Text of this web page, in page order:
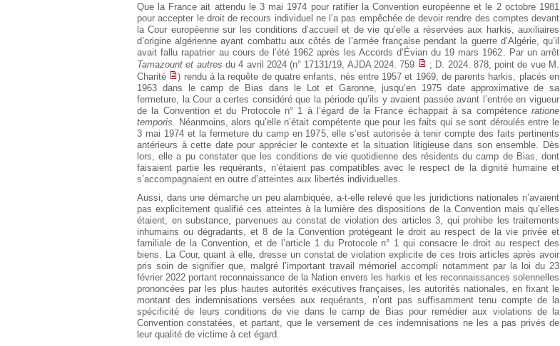
Que la France ait attendu le 3 mai 1974 pour ratifier la Convention européenne et le 2 octobre 1981
pour accepter le droit de recours individuel ne l’a pas empêchée de devoir rendre des comptes devant
la Cour européenne sur les conditions d’accueil et de vie qu’elle a réservées aux harkis, auxiliaires
d’origine algérienne ayant combattu aux côtés de l’armée française pendant la guerre d’Algérie, qu’il
avait fallu rapatrier au cours de l’été 1962 après les Accords d’Évian du 19 mars 1962. Par un arrêt
Tamazount et autres du 4 avril 2024 (n° 17131/19, AJDA 2024. 759
; D. 2024. 878, point de vue M.
Charité
) rendu à la requête de quatre enfants, nés entre 1957 et 1969, de parents harkis, placés en
1963 dans le camp de Bias dans le Lot et Garonne, jusqu’en 1975 date approximative de sa
fermeture, la Cour a certes considéré que la période qu’ils y avaient passée avant l’entrée en vigueur
de la Convention et du Protocole n° 1 à l’égard de la France échappait à sa compétenceratione
temporis . Néanmoins, alors qu’elle n’était compétente que pour les faits qui se sont déroulés entre le
3 mai 1974 et la fermeture du camp en 1975, elle s’est autorisée à tenir compte des faits pertinents
antérieurs à cette date pour apprécier le contexte et la situation litigieuse dans son ensemble. Dès
lors, elle a pu constater que les conditions de vie quotidienne des résidents du camp de Bias, dont
faisaient partie les requérants, n’étaient pas compatibles avec le respect de la dignité humaine et
s’accompagnaient en outre d’atteintes aux libertés individuelles.
Aussi, dans une démarche un peu alambiquée, a-t-elle relevé que les juridictions nationales n’avaient
pas explicitement qualifié ces atteintes à la lumière des dispositions de la Convention mais qu’elles
étaient, en substance, parvenues au constat de violation des articles 3, qui prohibe les traitements
inhumains ou dégradants, et 8 de la Convention protégeant le droit au respect de la vie privée et
familiale de la Convention, et de l’article 1 du Protocole n° 1 qui consacre le droit au respect des
biens. La Cour, quant à elle, dresse un constat de violation explicite de ces trois articles après avoir
pris soin de signifier que, malgré l’important travail mémoriel accompli notamment par la loi du 23
février 2022 portant reconnaissance de la Nation envers les harkis et les reconnaissances solennelles
prononcées par les plus hautes autorités exécutives françaises, les autorités nationales, en fixant le
montant des indemnisations versées aux requérants, n’ont pas suffisamment tenu compte de la
spécificité de leurs conditions de vie dans le camp de Bias pour remédier aux violations de la
Convention constatées, et partant, que le versement de ces indemnisations ne les a pas privés de
leur qualité de victime à cet égard.